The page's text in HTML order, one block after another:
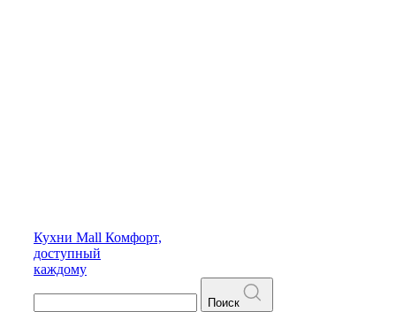
Кухни Mall Комфорт,
доступный
каждому
Поиск